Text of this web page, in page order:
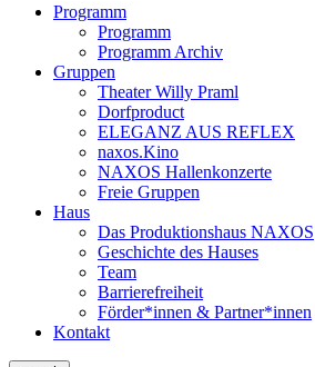
Programm
Programm
Programm Archiv
Gruppen
Theater Willy Praml
Dorfproduct
ELEGANZ AUS REFLEX
naxos.Kino
NAXOS Hallenkonzerte
Freie Gruppen
Haus
Das Produktionshaus NAXOS
Geschichte des Hauses
Team
Barrierefreiheit
Förder*innen & Partner*innen
Kontakt